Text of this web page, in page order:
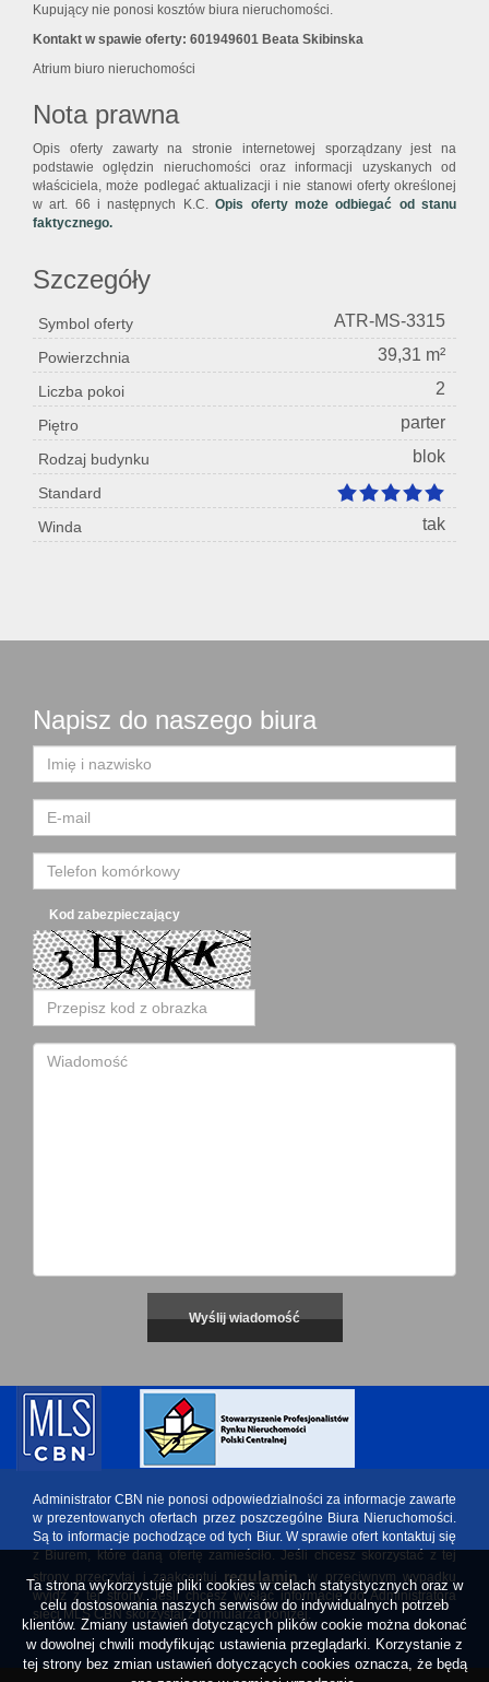
Kupujący nie ponosi kosztów biura nieruchomości.
Kontakt w spawie oferty: 601949601 Beata Skibinska
Atrium biuro nieruchomości
Nota prawna
Opis oferty zawarty na stronie internetowej sporządzany jest na
podstawie oględzin nieruchomości oraz informacji uzyskanych od
właściciela, może podlegać aktualizacji i nie stanowi oferty określonej
w art. 66 i następnych K.C.Opis oferty może odbiegać od stanu
faktycznego.
Szczegóły
Symbol oferty ATR-MS-3315
Powierzchnia 39,31 m²
Liczba pokoi 2
Piętro parter
Rodzaj budynku blok
Standard
Winda
tak
Napisz do naszego biura
Kod zabezpieczający
Administrator CBN nie ponosi odpowiedzialności za informacje zawarte
w prezentowanych ofertach przez poszczególne Biura Nieruchomości.
Są to informacje pochodzące od tych Biur. W sprawie ofert kontaktuj się
z Biurem, które daną ofertę zamieściło. Jeśli chcesz skorzystać z tej
strony przeczytaj i zaakceptuj regulamin, w przeciwnym wypadku
wyjdź z tej strony. Jeśli chcesz wysłać informację do Administratora
sieci MLS CBN skorzystaj z formularza poniżej.
Ta strona wykorzystuje pliki cookies w celach statystycznych oraz w
celu dostosowania naszych serwisów do indywidualnych potrzeb
klientów. Zmiany ustawień dotyczących plików cookie można dokonać
w dowolnej chwili modyfikując ustawienia przeglądarki. Korzystanie z
tej strony bez zmian ustawień dotyczących cookies oznacza, że będą